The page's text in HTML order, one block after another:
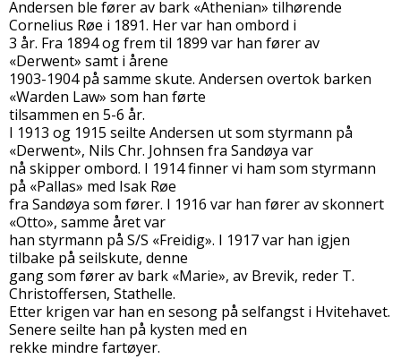
Andersen ble fører av bark «Athenian» tilhørende
Cornelius Røe i 1891. Her var han ombord i
3 år. Fra 1894 og frem til 1899 var han fører av
«Derwent» samt i årene
1903-1904 på samme skute. Andersen overtok barken
«Warden Law» som han førte
tilsammen en 5-6 år.
I 1913 og 1915 seilte Andersen ut som styrmann på
«Derwent», Nils Chr. Johnsen fra Sandøya var
nå skipper ombord. I 1914 finner vi ham som styrmann
på «Pallas» med Isak Røe
fra Sandøya som fører. I 1916 var han fører av skonnert
«Otto», samme året var
han styrmann på S/S «Freidig». I 1917 var han igjen
tilbake på seilskute, denne
gang som fører av bark «Marie», av Brevik, reder T.
Christoffersen, Stathelle.
Etter krigen var han en sesong på selfangst i Hvitehavet.
Senere seilte han på kysten med en
rekke mindre fartøyer.